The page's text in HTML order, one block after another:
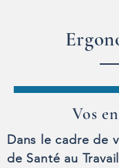
Vos
Dans le cadre de
de Santé au Travail